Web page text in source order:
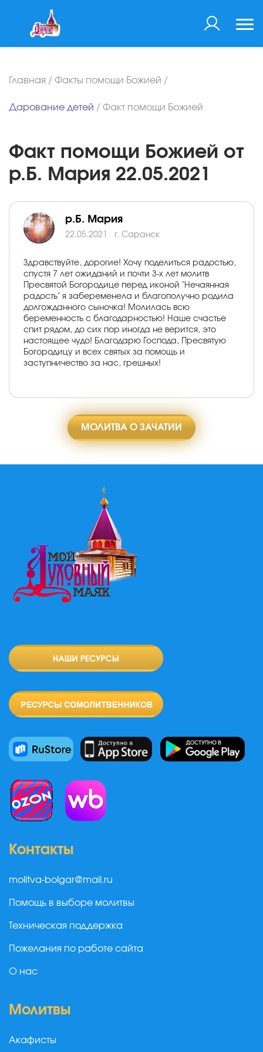
Главная / Факты помощи Божией /
Дарование детей / Факт помощи Божией
Факт помощи Божией от
р.Б. Мария 22.05.2021
р.Б. Мария
22.05.2021 г. Саранск
Здравствуйте, дорогие! Хочу поделиться радостью,
спустя 7 лет ожиданий и почти 3-х лет молитв
Пресвятой Богородице перед иконой "Нечаянная
радость" я забеременела и благополучно родила
долгожданного сыночка! Молилась всю
беременность с благодарностью! Наше счастье
спит рядом, до сих пор иногда не верится, это
настоящее чудо! Благодарю Господа, Пресвятую
Богородицу и всех святых за помощь и
заступничество за нас, грешных!
МОЛИТВА О ЗАЧАТИИ
Контакты
molitva-bolgar@mail.ru
Помощь в выборе молитвы
Техническая поддержка
Пожелания по работе сайта
О нас
Молитвы
Акафисты